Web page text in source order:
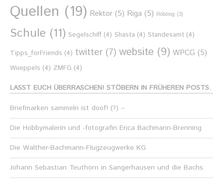
Quellen (19) Rektor (5) Riga (5) Röbling (3)
Schule (11) Segelschiff (4) Shasta (4) Standesamt (4)
Tipps_forFriends (4) twitter (7) website (9) WPCG (5)
Wueppels (4) ZMFG (4)
LASST EUCH ÜBERRASCHEN! STÖBERN IN FRÜHEREN POSTS.
Briefmarken sammeln ist doof! (?) –
Die Hobbymalerin und -fotografin Erica Bachmann-Brenning
Die Walther-Bachmann-Flugzeugwerke KG
Johann Sebastian Teuthorn in Sangerhausen und die Bachs